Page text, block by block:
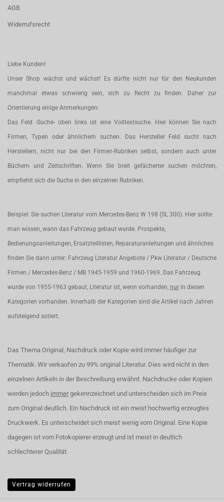
AGB
Widerrufsrecht
Liebe Kunden!
Unser Shop wächst und wächst! Es dürfte nicht nur für den Neukunden
manchmal etwas schwierig sein, sich zu Recht zu finden. Daher zur
Orientierung einige Anmerkungen:
Das Feld -Suche- oben links ist eine Volltextsuche. Hier können Sie nach
Firmen, Typen oder ähnlichem suchen. Das Hersteller Feld sucht nach
Herstellern, nicht nur bei den Firmen-Rubriken selbst, sondern auch unter
Büchern und Zeitschriften. Wenn Sie breit gefächerter suchen möchten,
empfiehlt sich die Suche in den einzelnen Rubriken.
Beispiel: Sie suchen Literatur vom Mercedes-Benz W 198 (SL 300). Hier sollte
man wissen, wann das Fahrzeug gebaut wurde. Prospekte,
Bedienungsanleitungen, Ersatzteillisten, Reparaturanleitungen und ähnliches
finden Sie dann unter: Fahrzeug Literatur Angebote / Pkw Literatur / Deutsche
Firmen / Mercedes-Benz / MB 1945-1959 und 1960-1969. Das Fahrzeug
wurde von 1955-1963 gebaut, Literatur ist, wenn vorhanden, nur in diesen
Kategorien vorhanden. Innerhalb der Kategorien sind die Artikel nach Jahren
aufsteigend sotiert.
Das Thema Original, Nachdruck oder Kopie wird immer häufiger zur
Thematik. Wir verkaufen zu 99% original Literatur. Dies wird nicht in den
einzelnen Artikeln in der Beschreibung erwähnt. Nachdrucke oder Kopien
werden jedoch immer gekennzeichnet und unterscheiden sich im Preis
zum Original deutlich. Ein Nachdruck ist ein meist hochwertig erzeugtes
Druckwerk. Es unterscheidet sich meist wenig vom Original. Eine Kopie
dagegen ist vom Fotokopierer erzeugt und ist meist in deutlich
schlechterer Qualität.
Vertrag widerrufen